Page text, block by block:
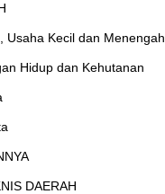
Usaha Kecil dan Menengah
Hidup dan Kehutanan
DAERAH